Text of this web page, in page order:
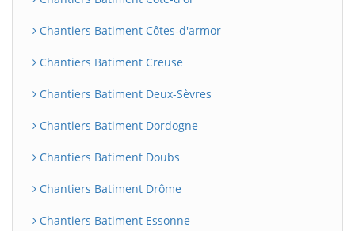
Chantiers Batiment Côtes-d'armor
Chantiers Batiment Creuse
Chantiers Batiment Deux-Sèvres
Chantiers Batiment Dordogne
Chantiers Batiment Doubs
Chantiers Batiment Drôme
Chantiers Batiment Essonne